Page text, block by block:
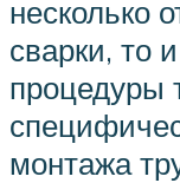
несколько
сварки, то
процедуры
монтажа